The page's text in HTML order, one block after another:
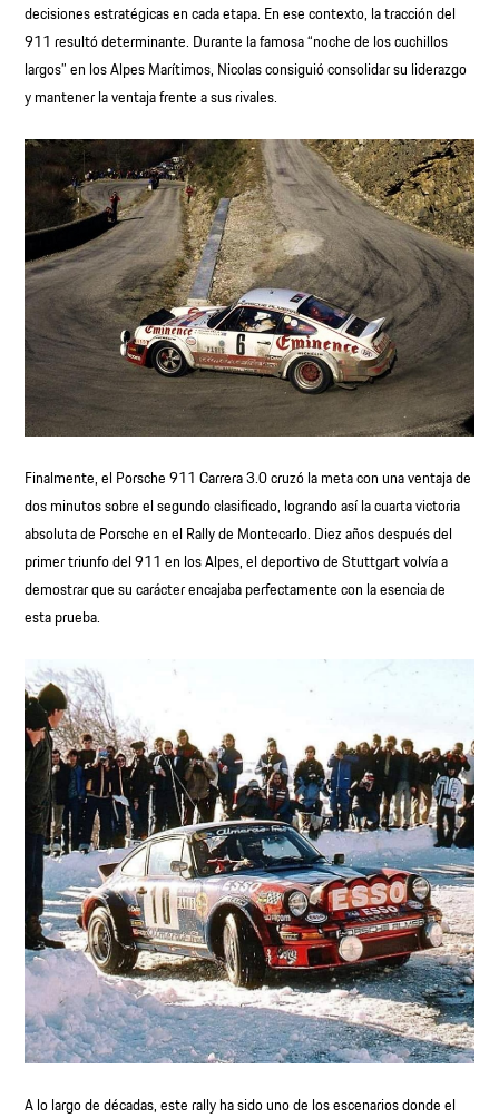
decisiones estratégicas en cada etapa. En ese contexto, la tracción del
911 resultó determinante. Durante la famosa “noche de los cuchillos
largos” en los Alpes Marítimos, Nicolas consiguió consolidar su liderazgo
y mantener la ventaja frente a sus rivales.
Finalmente, el Porsche 911 Carrera 3.0 cruzó la meta con una ventaja de
dos minutos sobre el segundo clasificado, logrando así la cuarta victoria
absoluta de Porsche en el Rally de Montecarlo. Diez años después del
primer triunfo del 911 en los Alpes, el deportivo de Stuttgart volvía a
demostrar que su carácter encajaba perfectamente con la esencia de
esta prueba.
A lo largo de décadas, este rally ha sido uno de los escenarios donde el